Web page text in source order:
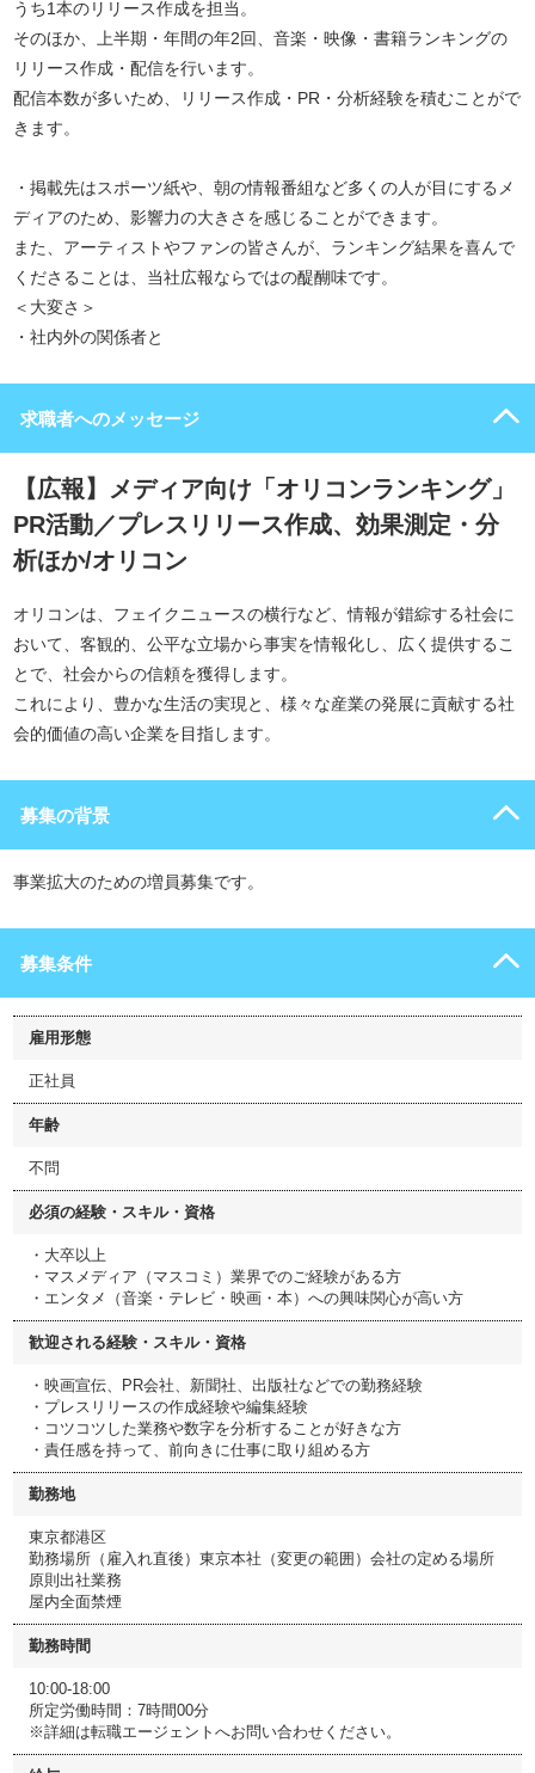
うち1本のリリース作成を担当。
そのほか、上半期・年間の年2回、音楽・映像・書籍ランキングの
リリース作成・配信を行います。
配信本数が多いため、リリース作成・PR・分析経験を積むことがで
きます。
・掲載先はスポーツ紙や、朝の情報番組など多くの人が目にするメ
ディアのため、影響力の大きさを感じることができます。
また、アーティストやファンの皆さんが、ランキング結果を喜んで
くださることは、当社広報ならではの醍醐味です。
＜大変さ＞
・社内外の関係者と
求職者へのメッセージ
【広報】メディア向け「オリコンランキング」
PR活動／プレスリリース作成、効果測定・分
析ほか/オリコン
オリコンは、フェイクニュースの横行など、情報が錯綜する社会に
おいて、客観的、公平な立場から事実を情報化し、広く提供するこ
とで、社会からの信頼を獲得します。
これにより、豊かな生活の実現と、様々な産業の発展に貢献する社
会的価値の高い企業を目指します。
募集の背景
事業拡大のための増員募集です。
募集条件
雇用形態
正社員
年齢
不問
必須の経験・スキル・資格
・大卒以上
・マスメディア（マスコミ）業界でのご経験がある方
・エンタメ（音楽・テレビ・映画・本）への興味関心が高い方
歓迎される経験・スキル・資格
・映画宣伝、PR会社、新聞社、出版社などでの勤務経験
・プレスリリースの作成経験や編集経験
・コツコツした業務や数字を分析することが好きな方
・責任感を持って、前向きに仕事に取り組める方
勤務地
東京都港区
勤務場所（雇入れ直後）東京本社（変更の範囲）会社の定める場所
原則出社業務
屋内全面禁煙
勤務時間
10:00-18:00
所定労働時間：7時間00分
※詳細は転職エージェントへお問い合わせください。